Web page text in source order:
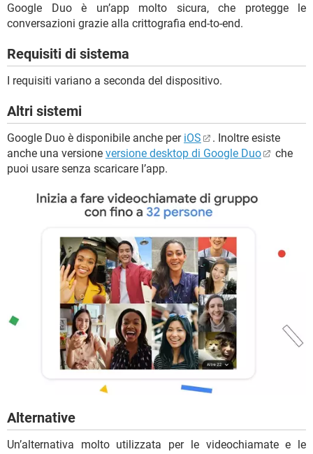
Google Duo è un’app molto sicura, che protegge le
conversazioni grazie alla crittografia end-to-end.
Requisiti di sistema
I requisiti variano a seconda del dispositivo.
Altri sistemi
Google Duo è disponibile anche per iOS
. Inoltre esiste
anche una versione versione desktop di Google Duo
che
puoi usare senza scaricare l’app.
Alternative
Un’alternativa molto utilizzata per le videochiamate e le